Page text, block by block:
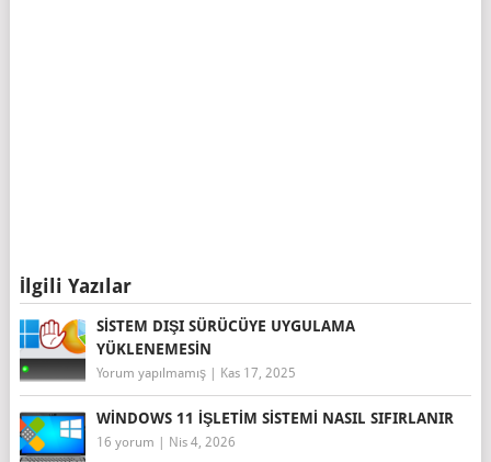
İlgili Yazılar
SISTEM DIŞI SÜRÜCÜYE UYGULAMA
YÜKLENEMESIN
Yorum yapılmamış| Kas 17, 2025
WINDOWS 11 IŞLETIM SISTEMI NASIL SIFIRLANIR
16 yorum Nis 4, 2026